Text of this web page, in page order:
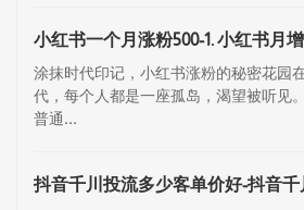
小红书一个月涨粉500-1. 小红书月
涂抹时代印记，小红书涨粉的秘密花园
代，每个人都是一座孤岛，渴望被听见
普通...
抖音千川投流多少客单价好-抖音